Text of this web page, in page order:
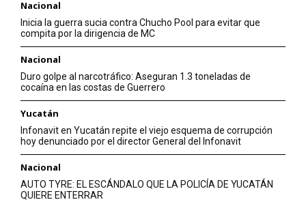
Nacional
Inicia la guerra sucia contra Chucho Pool para evitar que
compita por la dirigencia de MC
Nacional
Duro golpe al narcotráfico: Aseguran 1.3 toneladas de
cocaína en las costas de Guerrero
Yucatán
Infonavit en Yucatán repite el viejo esquema de corrupción
hoy denunciado por el director General del Infonavit
Nacional
AUTO TYRE: EL ESCÁNDALO QUE LA POLICÍA DE YUCATÁN
QUIERE ENTERRAR